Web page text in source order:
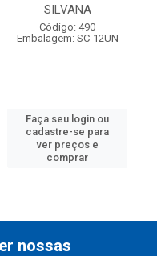
SILVANA
Código: 490
Embalagem: SC-12UN
Faça seu login ou
cadastre-se para
ver preços e
comprar
nossas